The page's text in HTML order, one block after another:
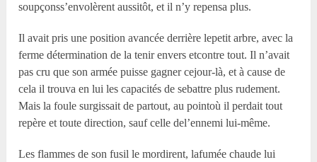
soupçonss’envolèrent aussitôt, et il n’y repensa plus.
Il avait pris une position avancée derrière lepetit arbre, avec la
ferme détermination de la tenir envers etcontre tout. Il n’avait
pas cru que son armée puisse gagner cejour-là, et à cause de
cela il trouva en lui les capacités de sebattre plus rudement.
Mais la foule surgissait de partout, au pointoù il perdait tout
repère et toute direction, sauf celle del’ennemi lui-même.
Les flammes de son fusil le mordirent, lafumée chaude lui